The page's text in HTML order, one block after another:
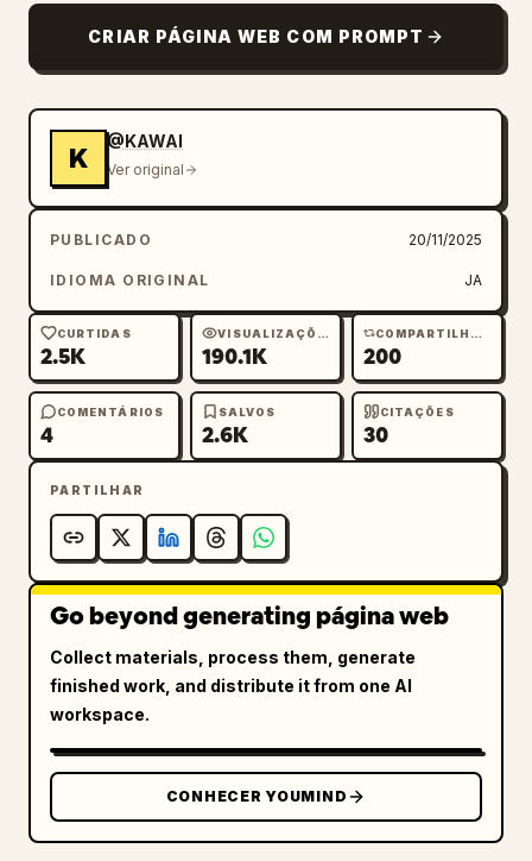
CRIAR PÁGINA WEB COM PROMPT
K
@KAWAI
Ver original
PUBLICADO 20/11/2025
IDIOMA ORIGINAL JA
CURTIDAS
2.5K
VISUALIZAÇÕES
190.1K
COMPARTILHAMENTOS
200
COMENTÁRIOS
4
SALVOS
2.6K
CITAÇÕES
30
PARTILHAR
Go beyond generating página web
Collect materials, process them, generate
finished work, and distribute it from one AI
workspace.
CONHECER YOUMIND